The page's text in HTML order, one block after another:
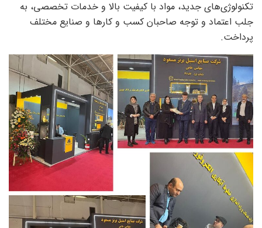
تکنولوژی‌های جدید، مواد با کیفیت بالا و خدمات تخصصی، به
جلب اعتماد و توجه صاحبان کسب و کارها و صنایع مختلف
پرداخت.